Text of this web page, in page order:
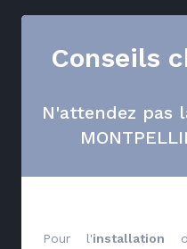
Conseils
N'attendez pas
Pour l'installation